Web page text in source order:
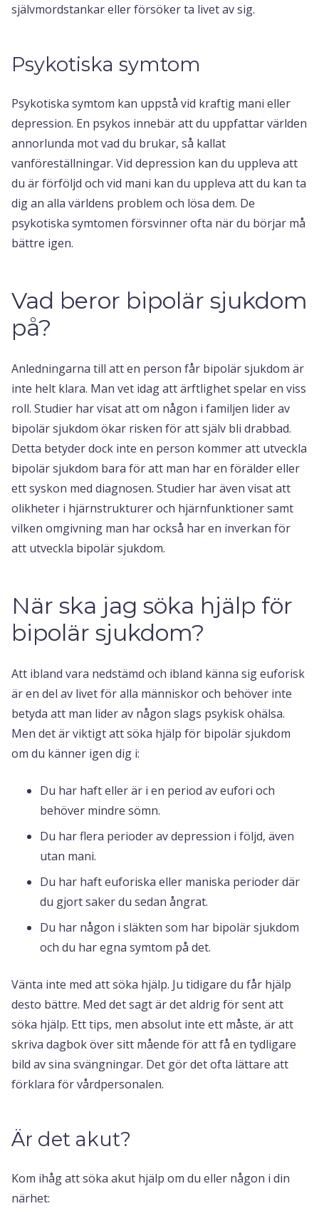
självmordstankar eller försöker ta livet av sig.
Psykotiska symtom
Psykotiska symtom kan uppstå vid kraftig mani eller
depression. En psykos innebär att du uppfattar världen
annorlunda mot vad du brukar, så kallat
vanföreställningar. Vid depression kan du uppleva att
du är förföljd och vid mani kan du uppleva att du kan ta
dig an alla världens problem och lösa dem. De
psykotiska symtomen försvinner ofta när du börjar må
bättre igen.
Vad beror bipolär sjukdom
på?
Anledningarna till att en person får bipolär sjukdom är
inte helt klara. Man vet idag att ärftlighet spelar en viss
roll. Studier har visat att om någon i familjen lider av
bipolär sjukdom ökar risken för att själv bli drabbad.
Detta betyder dock inte en person kommer att utveckla
bipolär sjukdom bara för att man har en förälder eller
ett syskon med diagnosen. Studier har även visat att
olikheter i hjärnstrukturer och hjärnfunktioner samt
vilken omgivning man har också har en inverkan för
att utveckla bipolär sjukdom.
När ska jag söka hjälp för
bipolär sjukdom?
Att ibland vara nedstämd och ibland känna sig euforisk
är en del av livet för alla människor och behöver inte
betyda att man lider av någon slags psykisk ohälsa.
Men det är viktigt att söka hjälp för bipolär sjukdom
om du känner igen dig i:
Du har haft eller är i en period av eufori och
behöver mindre sömn.
Du har flera perioder av depression i följd, även
utan mani.
Du har haft euforiska eller maniska perioder där
du gjort saker du sedan ångrat.
Du har någon i släkten som har bipolär sjukdom
och du har egna symtom på det.
Vänta inte med att söka hjälp. Ju tidigare du får hjälp
desto bättre. Med det sagt är det aldrig för sent att
söka hjälp. Ett tips, men absolut inte ett måste, är att
skriva dagbok över sitt mående för att få en tydligare
bild av sina svängningar. Det gör det ofta lättare att
förklara för vårdpersonalen.
Är det akut?
Kom ihåg att söka akut hjälp om du eller någon i din
närhet: